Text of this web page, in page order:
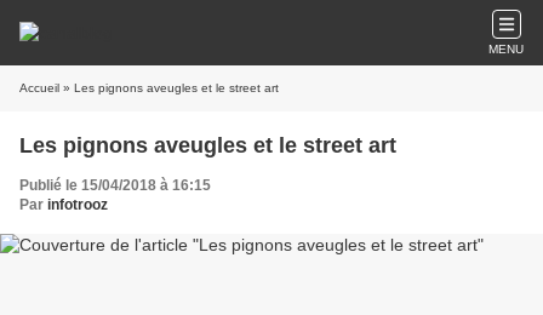
MENU
Accueil » Les pignons aveugles et le street art
Les pignons aveugles et le street art
Publié le 15/04/2018 à 16:15
Par infotrooz